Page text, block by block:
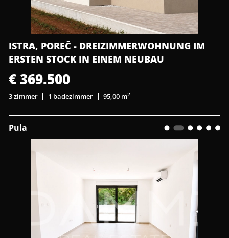
ISTRA, POREČ - DREIZIMMERWOHNUNG IM
ERSTEN STOCK IN EINEM NEUBAU
€ 369.500
3 zimmer 1 badezimmer 95,00 m2
Pula